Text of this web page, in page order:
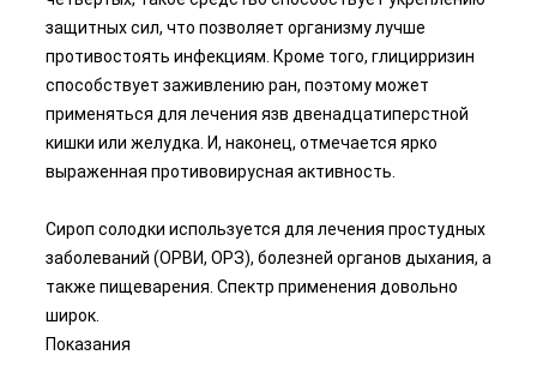
защитных сил, что позволяет организму лучше
противостоять инфекциям. Кроме того, глицирризин
способствует заживлению ран, поэтому может
применяться для лечения язв двенадцатиперстной
кишки или желудка. И, наконец, отмечается ярко
выраженная противовирусная активность.
Сироп солодки используется для лечения простудных
заболеваний (ОРВИ, ОРЗ), болезней органов дыхания, а
также пищеварения. Спектр применения довольно
широк.
Показания